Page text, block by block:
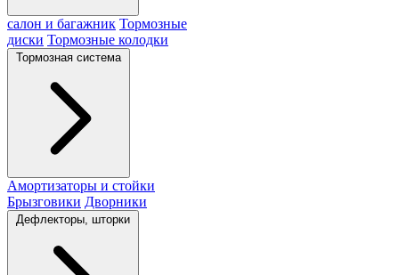
салон и багажник Тормозные
диски Тормозные колодки
Тормозная система
Амортизаторы и стойки
Брызговики Дворники
Дефлекторы, шторки